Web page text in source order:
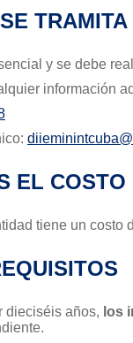
y se debe
información
EL
tiene un costo
dieciséis años, los